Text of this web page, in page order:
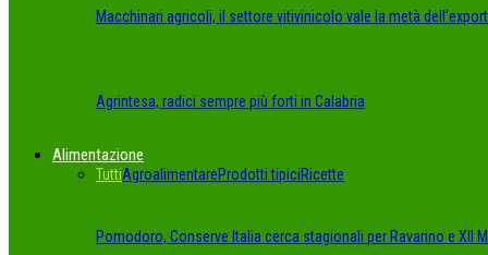
Macchinari agricoli, il settore vitivinicolo vale la metà dell’export
Agrintesa, radici sempre più forti in Calabria
Alimentazione
TuttiAgroalimentareProdotti tipiciRicette
Pomodoro, Conserve Italia cerca stagionali per Ravarino e XII